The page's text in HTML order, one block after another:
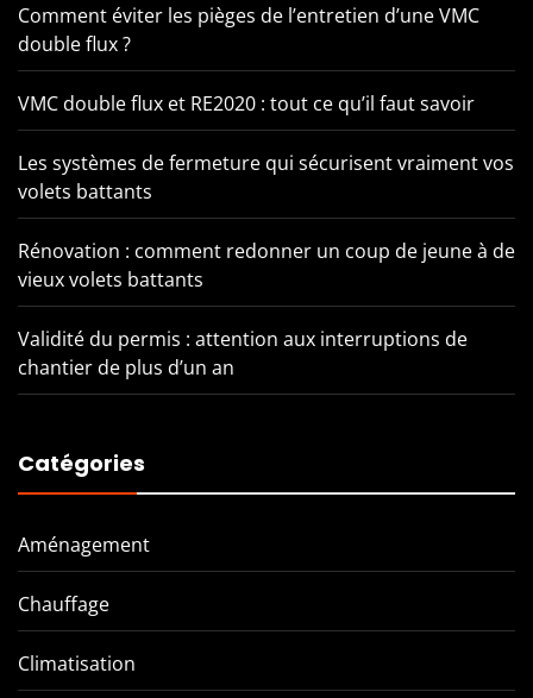
Comment éviter les pièges de l’entretien d’une VMC
double flux ?
VMC double flux et RE2020 : tout ce qu’il faut savoir
Les systèmes de fermeture qui sécurisent vraiment vos
volets battants
Rénovation : comment redonner un coup de jeune à de
vieux volets battants
Validité du permis : attention aux interruptions de
chantier de plus d’un an
Catégories
Aménagement
Chauffage
Climatisation